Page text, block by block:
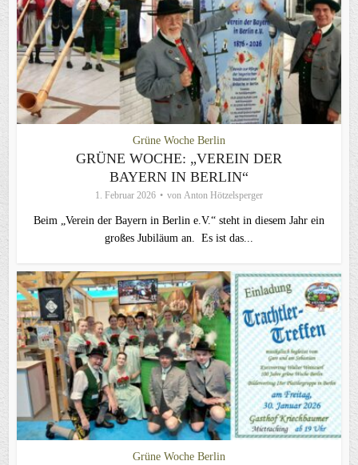
Grüne Woche Berlin
GRÜNE WOCHE: „VEREIN DER
BAYERN IN BERLIN“
1. Februar 2026 von Anton Hötzelsperger
Beim „Verein der Bayern in Berlin e.V.“ steht in diesem Jahr ein
großes Jubiläum an. Es ist das...
Grüne Woche Berlin